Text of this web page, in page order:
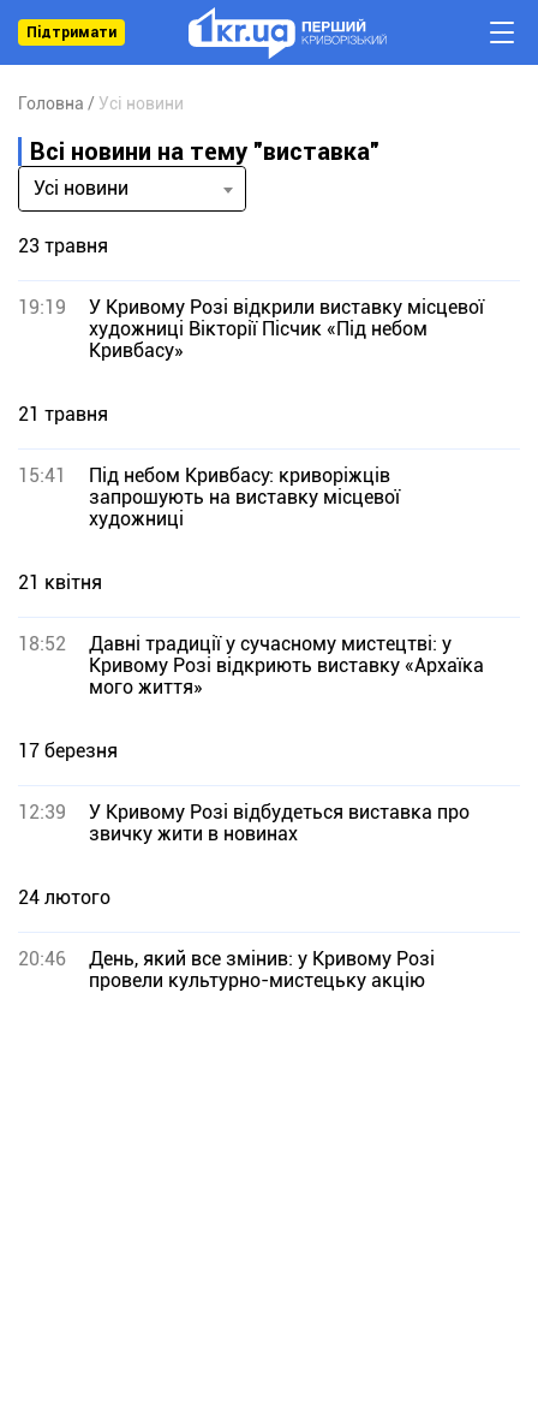
Підтримати
Головна Усі новини
Всі новини на тему "виставка"
Усі новини
23 травня
19:19
У Кривому Розі відкрили виставку місцевої
художниці Вікторії Пісчик «Під небом
Кривбасу»
21 травня
15:41
Під небом Кривбасу: криворіжців
запрошують на виставку місцевої
художниці
21 квітня
18:52
Давні традиції у сучасному мистецтві: у
Кривому Розі відкриють виставку «Архаїка
мого життя»
17 березня
12:39
У Кривому Розі відбудеться виставка про
звичку жити в новинах
24 лютого
20:46
День, який все змінив: у Кривому Розі
провели культурно-мистецьку акцію